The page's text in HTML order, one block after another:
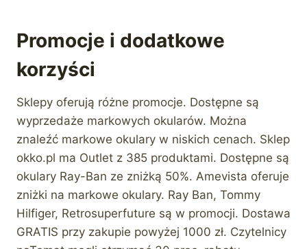
Promocje i dodatkowe
korzyści
Sklepy oferują różne promocje. Dostępne są
wyprzedaże markowych okularów. Można
znaleźć markowe okulary w niskich cenach. Sklep
okko.pl ma Outlet z 385 produktami. Dostępne są
okulary Ray-Ban ze zniżką 50%. Amevista oferuje
zniżki na markowe okulary. Ray Ban, Tommy
Hilfiger, Retrosuperfuture są w promocji. Dostawa
GRATIS przy zakupie powyżej 1000 zł. Czytelnicy